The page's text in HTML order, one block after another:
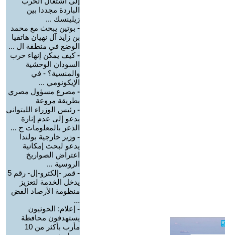
الباردة مجددا بين
زيلينسك ...
- بوتين يبحث مع محمد
بن زايد آل نهيان هاتفيا
الوضع في منطقة ال ...
-كيف يمكن إنهاء حرب
السودان الوحشية
والمنسية؟ - في
الإيكونومي ...
- مصرع مسؤول مصري
بطريقة مروعة
- رئيس الوزراء الليتواني
يدعو إلى عدم إثارة
الذعر بالمعلومات ح ...
- وزير خارجية بولندا
يدعو لبحث إمكانية
اعتراض الصواريخ
الروسية ...
-
قمر -إلكترو-إل- رقم 5
يدخل الخدمة لتعزيز
منظومة الأرصاد الفض
...
- إعلام: الحوثيون
يستهدفون محافظة
مأرب بأكثر من 10